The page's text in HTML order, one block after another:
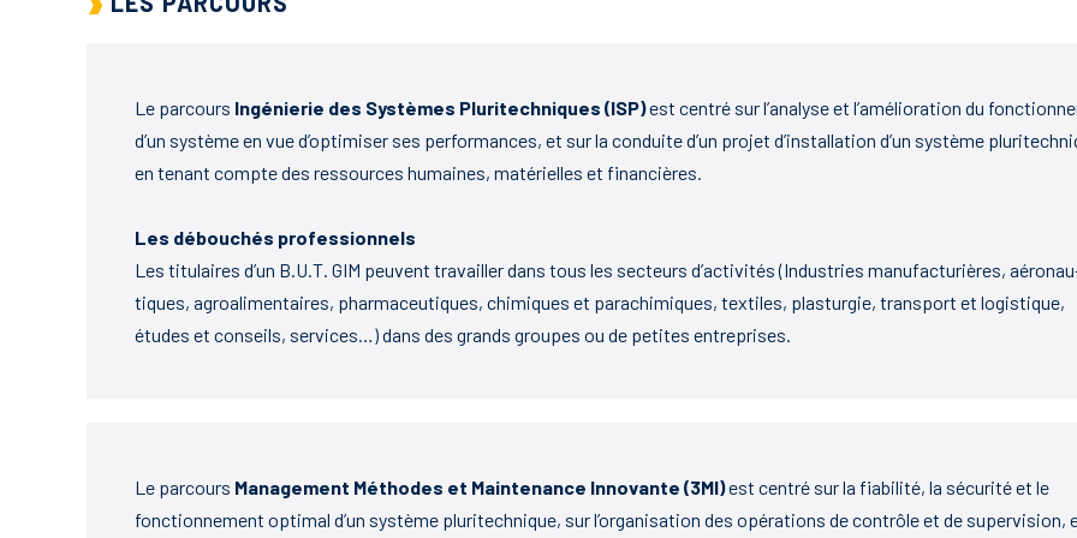
Le parcours Ingénierie des Systèmes Pluritechniques (ISP)est centré sur l’analyse et l’amélioration du
d’un système en vue d’optimiser ses performances, et sur la conduite d’un projet d’installation d’un système
en tenant compte des ressources humaines, matérielles et financières.
Les débouchés professionnels
Les titulaires d’un B.U.T. GIM peuvent travailler dans tous les secteurs d’activités (Industries manufacturières,
tiques, agroalimentaires, pharmaceutiques, chimiques et parachimiques, textiles, plasturgie, transport et logistique,
études et conseils, services…) dans des grands groupes ou de petites entreprises.
Le parcours Management Méthodes et Maintenance Innovante (3MI)est centré sur la fiabilité, la sécurité et le
fonctionnement optimal d’un système pluritechnique, sur l’organisation des opérations de contrôle et de supervision,